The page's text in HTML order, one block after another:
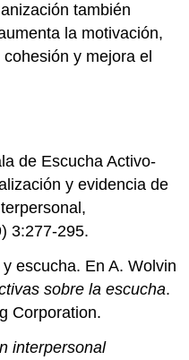
también
la motivación,
y mejora el
de Escucha Activo-
y evidencia de
3:277-295.
escucha. En A. Wolvin
sobre la escucha.
Corporation.
interpersonal